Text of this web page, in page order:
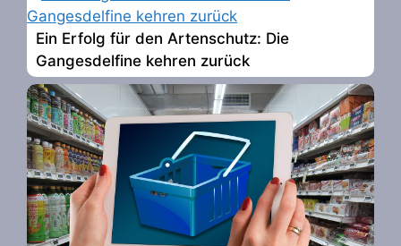
Ein Erfolg für den Artenschutz: Die
Gangesdelfine kehren zurück